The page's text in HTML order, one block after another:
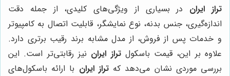
تراز ایران در بسیاری از ویژگی‌های کلیدی، از جمله دقت
اندازه‌گیری، جنس بدنه، نوع نمایشگر، قابلیت اتصال به کامپیوتر
و خدمات پس از فروش، از مدل مشابه برند رقیب برتری دارد.
علاوه بر این، قیمت باسکولتراز ایران نیز رقابتی‌تر است. این
بررسی موردی نشان می‌دهد کهتراز ایران با ارائه باسکول‌های